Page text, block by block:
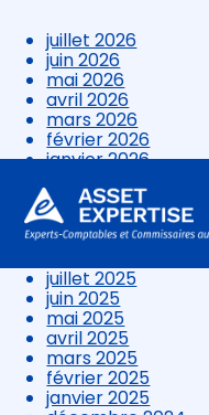
Aller
au
juillet 2026
juin 2026
mai 2026
avril 2026
mars 2026
février 2026
janvier 2026
novembre 2025
octobre 2025
septembre 2025
juillet 2025
juin 2025
mai 2025
avril 2025
mars 2025
février 2025
janvier 2025